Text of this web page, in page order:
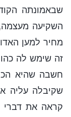
שבאמונתה
השקיעה מעצמה,
מחיר למען
זה שימש לה
חשבה שהיא
שקיבלה עליה
קראה את דברי